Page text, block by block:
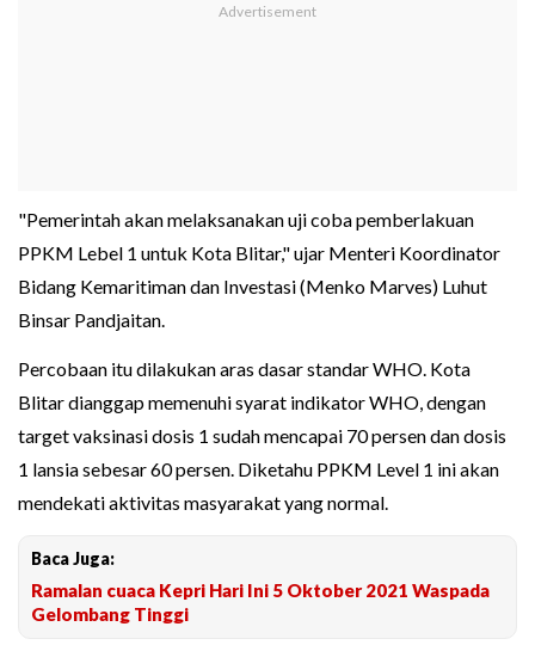
"Pemerintah akan melaksanakan uji coba pemberlakuan
PPKM Lebel 1 untuk Kota Blitar," ujar Menteri Koordinator
Bidang Kemaritiman dan Investasi (Menko Marves) Luhut
Binsar Pandjaitan.
Percobaan itu dilakukan aras dasar standar WHO. Kota
Blitar dianggap memenuhi syarat indikator WHO, dengan
target vaksinasi dosis 1 sudah mencapai 70 persen dan dosis
1 lansia sebesar 60 persen. Diketahu PPKM Level 1 ini akan
mendekati aktivitas masyarakat yang normal.
Baca Juga:
Ramalan cuaca Kepri Hari Ini 5 Oktober 2021 Waspada
Gelombang Tinggi